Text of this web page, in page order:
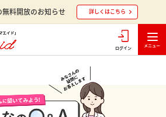
料開放のお知らせ 詳しくはこちら
ログイン